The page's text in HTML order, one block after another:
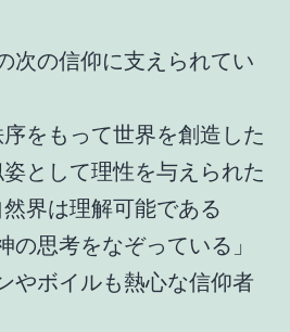
次の信仰に支えられてい
をもって世界を創造した
として理性を与えられた
界は理解可能である
の思考をなぞっている」
やボイルも熱心な信仰者